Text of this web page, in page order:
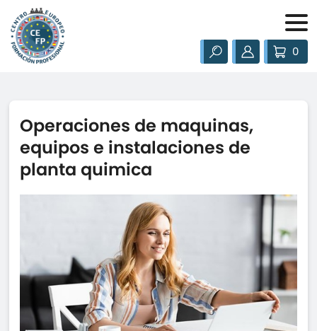
0
Operaciones de maquinas,
equipos e instalaciones de
planta quimica